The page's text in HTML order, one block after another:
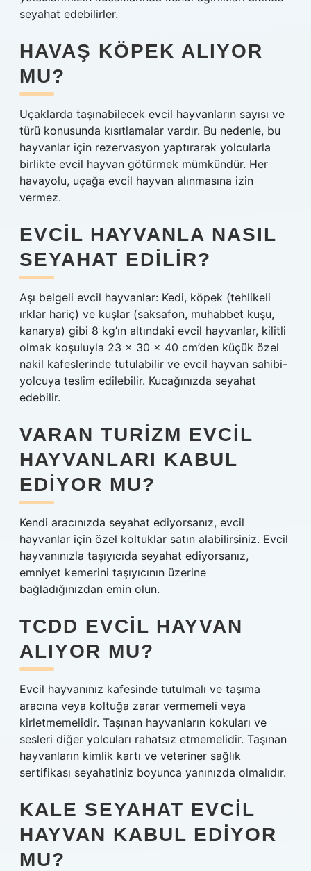
seyahat edebilirler.
HAVAŞ KÖPEK ALIYOR
MU?
Uçaklarda taşınabilecek evcil hayvanların sayısı ve
türü konusunda kısıtlamalar vardır. Bu nedenle, bu
hayvanlar için rezervasyon yaptırarak yolcularla
birlikte evcil hayvan götürmek mümkündür. Her
havayolu, uçağa evcil hayvan alınmasına izin
vermez.
EVCIL HAYVANLA NASIL
SEYAHAT EDILIR?
Aşı belgeli evcil hayvanlar: Kedi, köpek (tehlikeli
ırklar hariç) ve kuşlar (saksafon, muhabbet kuşu,
kanarya) gibi 8 kg’ın altındaki evcil hayvanlar, kilitli
olmak koşuluyla 23 x 30 x 40 cm’den küçük özel
nakil kafeslerinde tutulabilir ve evcil hayvan sahibi-
yolcuya teslim edilebilir. Kucağınızda seyahat
edebilir.
VARAN TURIZM EVCIL
HAYVANLARI KABUL
EDIYOR MU?
Kendi aracınızda seyahat ediyorsanız, evcil
hayvanlar için özel koltuklar satın alabilirsiniz. Evcil
hayvanınızla taşıyıcıda seyahat ediyorsanız,
emniyet kemerini taşıyıcının üzerine
bağladığınızdan emin olun.
TCDD EVCIL HAYVAN
ALIYOR MU?
Evcil hayvanınız kafesinde tutulmalı ve taşıma
aracına veya koltuğa zarar vermemeli veya
kirletmemelidir. Taşınan hayvanların kokuları ve
sesleri diğer yolcuları rahatsız etmemelidir. Taşınan
hayvanların kimlik kartı ve veteriner sağlık
sertifikası seyahatiniz boyunca yanınızda olmalıdır.
KALE SEYAHAT EVCIL
HAYVAN KABUL EDIYOR
MU?